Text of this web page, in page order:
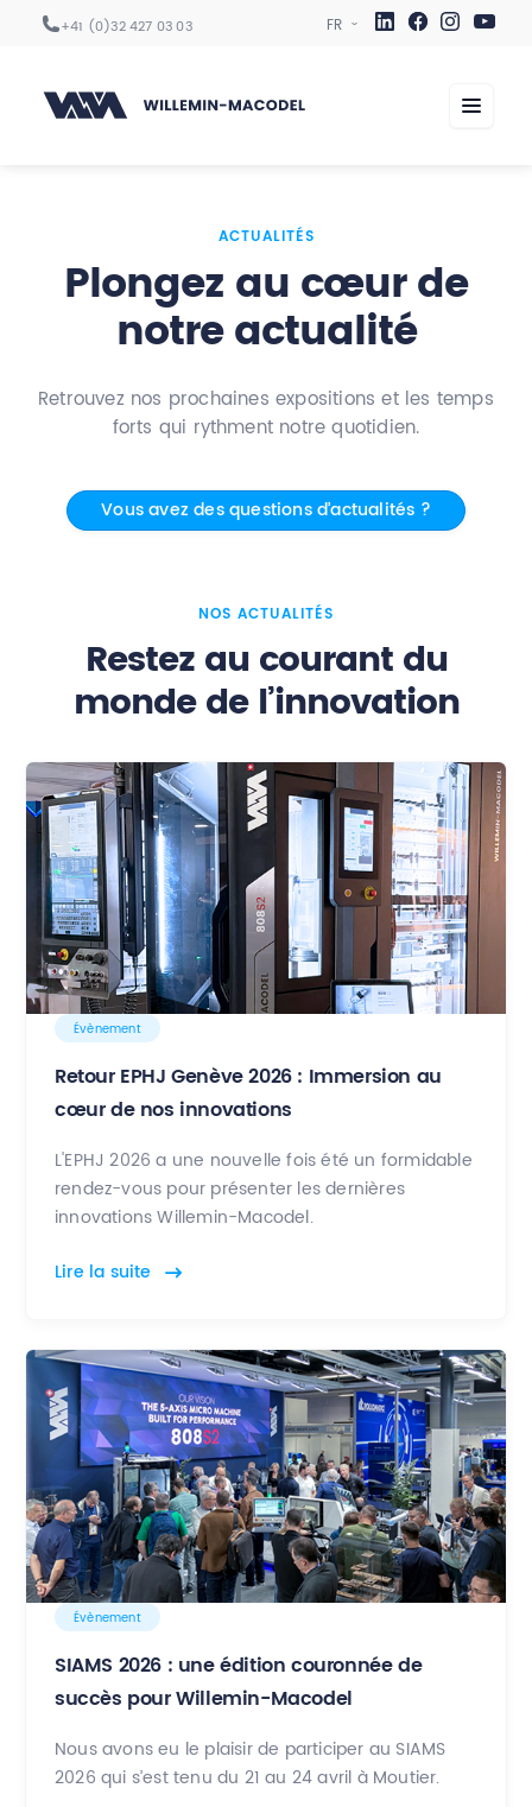
+41 (0)32 427 03 03
Automation
Digitalisation
Secteurs
Carrière
ACTUALITÉS
Plongez au cœur de
notre actualité
Retrouvez nos prochaines expositions et les temps
forts qui rythment notre quotidien.
Vous avez des questions d’actualités ?
NOS ACTUALITÉS
Restez au courant du
monde de l’innovation
Évènement
Retour EPHJ Genève 2026 : Immersion au
cœur de nos innovations
L'EPHJ 2026 a une nouvelle fois été un formidable
rendez-vous pour présenter les dernières
innovations Willemin-Macodel.
Lire la suite
Évènement
SIAMS 2026 : une édition couronnée de
succès pour Willemin-Macodel
Nous avons eu le plaisir de participer au SIAMS
2026 qui s’est tenu du 21 au 24 avril à Moutier.